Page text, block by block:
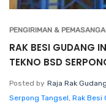
PENGIRIMAN &
RAK BESI GUDANG
TEKNO BSD
Posted by Raja Rak
Serpong Tangsel, Rak Besi